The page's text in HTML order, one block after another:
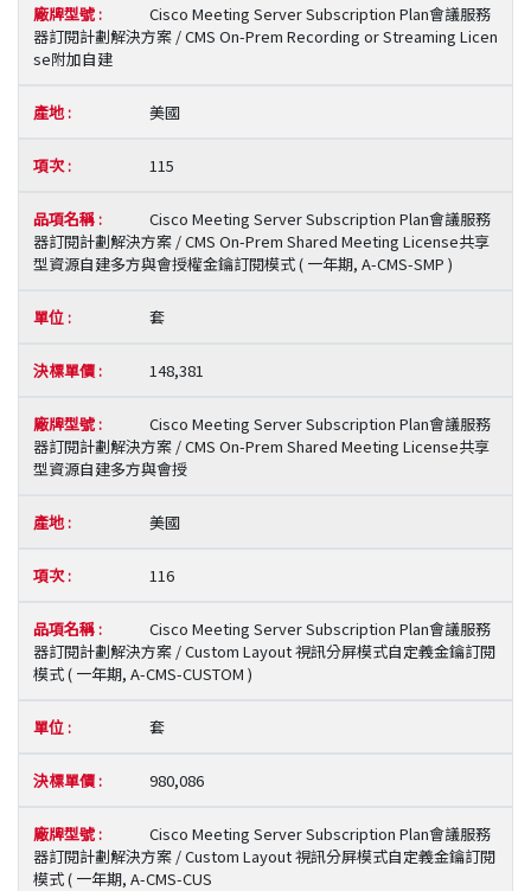
Cisco Meeting Server Subscription Plan會議服務
器訂閱計劃解決方案 / CMS On-Prem Recording or Streaming Licen
se附加自建
美國
115
Cisco Meeting Server Subscription Plan會議服務
器訂閱計劃解決方案 / CMS On-Prem Shared Meeting License共享
型資源自建多方與會授權金鑰訂閱模式 ( 一年期, A-CMS-SMP )
套
148,381
Cisco Meeting Server Subscription Plan會議服務
器訂閱計劃解決方案 / CMS On-Prem Shared Meeting License共享
型資源自建多方與會授
美國
116
Cisco Meeting Server Subscription Plan會議服務
器訂閱計劃解決方案 / Custom Layout 視訊分屏模式自定義金鑰訂閱
模式 ( 一年期, A-CMS-CUSTOM )
套
980,086
Cisco Meeting Server Subscription Plan會議服務
器訂閱計劃解決方案 / Custom Layout 視訊分屏模式自定義金鑰訂閱
模式 ( 一年期, A-CMS-CUS